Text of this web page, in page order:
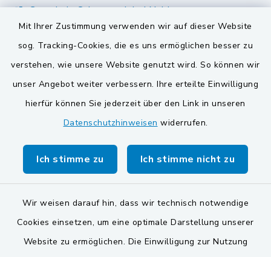
Mit Ihrer Zustimmung verwenden wir auf dieser Website
sog. Tracking-Cookies, die es uns ermöglichen besser zu
verstehen, wie unsere Website genutzt wird. So können wir
unser Angebot weiter verbessern. Ihre erteilte Einwilligung
hierfür können Sie jederzeit über den Link in unseren
Datenschutzhinweisen widerrufen.
Ich stimme zu Ich stimme nicht zu
Wir weisen darauf hin, dass wir technisch notwendige
Cookies einsetzen, um eine optimale Darstellung unserer
Website zu ermöglichen. Die Einwilligung zur Nutzung
Gemeinde Schwarzach bei Nabburg
Gemeinde Stulln
Kontakt
Datenschutz